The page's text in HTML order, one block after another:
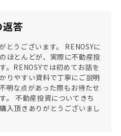
返答
とうございます。 RENOSYに
ほとんどが、実際に不動産投
。RENOSYでは初めてお話を
りやすい資料で丁寧にご説明
明な点があった際もお待たせ
。 不動産投資についてきち
入頂きありがとうございまし